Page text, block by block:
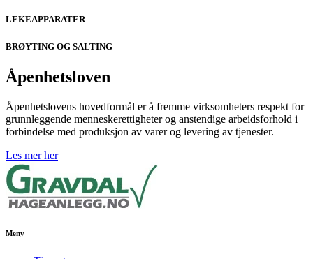
LEKEAPPARATER
BRØYTING OG SALTING
Åpenhetsloven
Åpenhetslovens hovedformål er å fremme virksomheters respekt for
grunnleggende menneskerettigheter og anstendige arbeidsforhold i
forbindelse med produksjon av varer og levering av tjenester.
Les mer her
Meny